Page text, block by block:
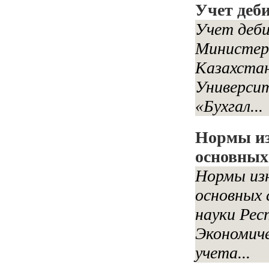
Учет
Учет
«Бухгал...
Нормы
Нормы
основных
науки
учета...